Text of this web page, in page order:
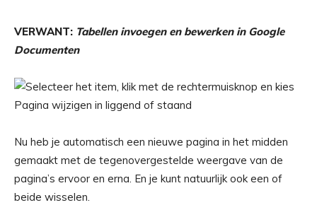
VERWANT: Tabellen invoegen en bewerken in Google
Documenten
Nu heb je automatisch een nieuwe pagina in het midden
gemaakt met de tegenovergestelde weergave van de
pagina’s ervoor en erna. En je kunt natuurlijk ook een of
beide wisselen.